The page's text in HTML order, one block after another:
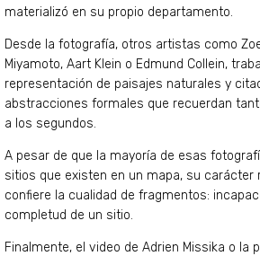
materializó en su propio departamento.
Desde la fotografía, otros artistas como
Miyamoto, Aart Klein o Edmund Collein,
representación de paisajes naturales y
abstracciones formales que recuerdan
a los segundos.
A pesar de que la mayoría de esas
sitios que existen en un mapa, su carácter
confiere la cualidad de fragmentos:
completud de un sitio.
Finalmente, el video de Adrien Missika o la